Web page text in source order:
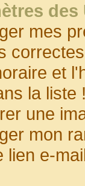
mes
et
la liste
une
mon
lien e-